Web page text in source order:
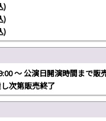
)
)
)
～ 公演日開演時間まで販
次第販売終了